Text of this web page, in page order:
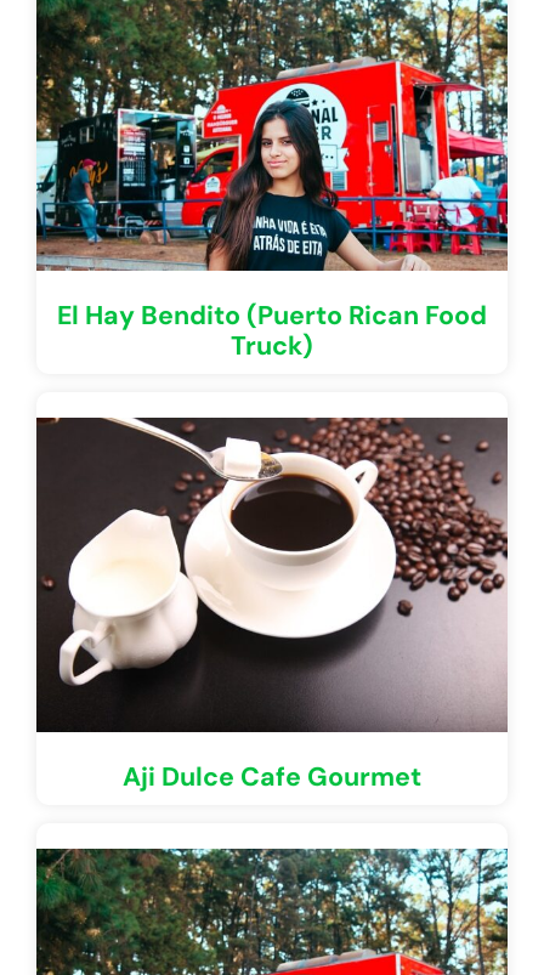
El Hay Bendito (Puerto Rican Food
Truck)
Aji Dulce Cafe Gourmet